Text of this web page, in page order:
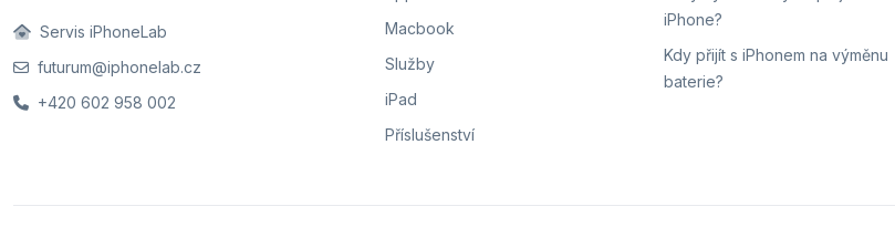
Servis iPhoneLab
futurum@iphonelab.cz
+420 602 958 002
Macbook
Služby
iPad
Příslušenství
iPhone?
Kdy přijít s iPhonem na výměnu
baterie?